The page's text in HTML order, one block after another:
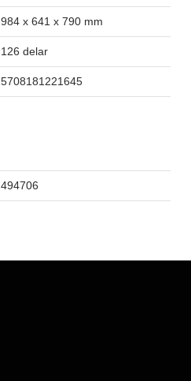
984 x 641 x 790 mm
126 delar
5708181221645
494706